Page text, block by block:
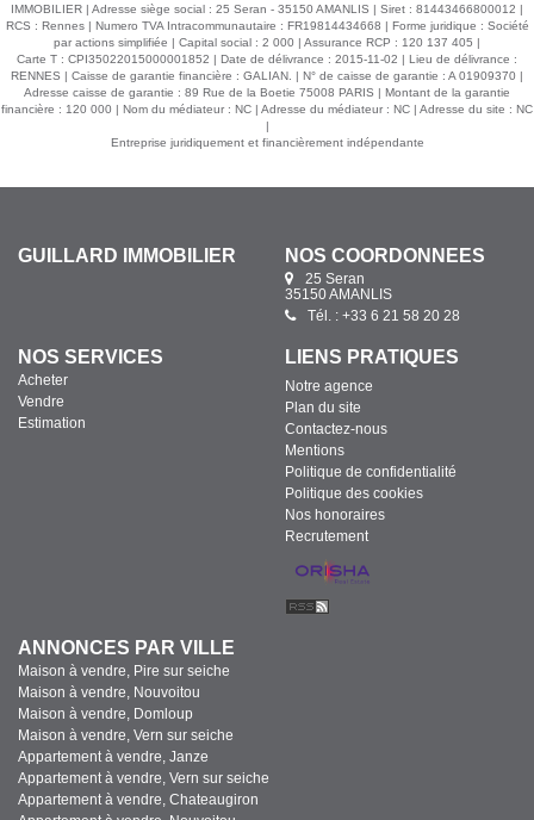
IMMOBILIER | Adresse siège social : 25 Seran - 35150 AMANLIS | Siret : 81443466800012 |
RCS : Rennes | Numero TVA Intracommunautaire : FR19814434668 | Forme juridique : Société
par actions simplifiée | Capital social : 2 000 | Assurance RCP : 120 137 405 |
Carte T : CPI35022015000001852 | Date de délivrance : 2015-11-02 | Lieu de délivrance :
RENNES | Caisse de garantie financière : GALIAN. | N° de caisse de garantie : A 01909370 |
Adresse caisse de garantie : 89 Rue de la Boetie 75008 PARIS | Montant de la garantie
financière : 120 000 | Nom du médiateur : NC | Adresse du médiateur : NC | Adresse du site : NC
|
Entreprise juridiquement et financièrement indépendante
GUILLARD IMMOBILIER NOS COORDONNÉES
25 Seran
35150 AMANLIS
Tél. : +33 6 21 58 20 28
NOS SERVICES
Acheter
Vendre
Estimation
LIENS PRATIQUES
Notre agence
Plan du site
Contactez-nous
Mentions
Politique de confidentialité
Politique des cookies
Nos honoraires
Recrutement
ANNONCES PAR VILLE
Maison à vendre, Pire sur seiche
Maison à vendre, Nouvoitou
Maison à vendre, Domloup
Maison à vendre, Vern sur seiche
Appartement à vendre, Janze
Appartement à vendre, Vern sur seiche
Appartement à vendre, Chateaugiron